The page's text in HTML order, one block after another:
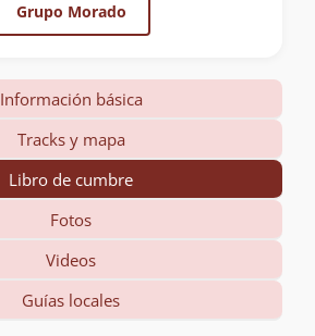
Grupo Morado
Información básica
Tracks y mapa
Libro de cumbre
Fotos
Videos
Guías locales